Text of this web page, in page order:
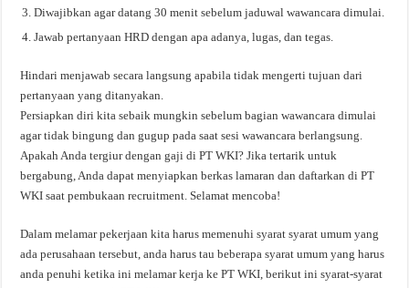
Diwajibkan agar datang 30 menit sebelum jaduwal wawancara dimulai.
Jawab pertanyaan HRD dengan apa adanya, lugas, dan tegas.
Hindari menjawab secara langsung apabila tidak mengerti tujuan dari
pertanyaan yang ditanyakan.
Persiapkan diri kita sebaik mungkin sebelum bagian wawancara dimulai
agar tidak bingung dan gugup pada saat sesi wawancara berlangsung.
Apakah Anda tergiur dengan gaji di PT WKI? Jika tertarik untuk
bergabung, Anda dapat menyiapkan berkas lamaran dan daftarkan di PT
WKI saat pembukaan recruitment. Selamat mencoba!
Dalam melamar pekerjaan kita harus memenuhi syarat syarat umum yang
ada perusahaan tersebut, anda harus tau beberapa syarat umum yang harus
anda penuhi ketika ini melamar kerja ke PT WKI, berikut ini syarat-syarat